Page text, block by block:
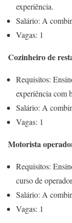
experiência.
Salário: A
Vagas: 1
Cozinheiro de
Requisitos:
experiência com
Salário: A
Vagas: 1
Motorista
Requisitos:
curso de
Salário: A
Vagas: 1